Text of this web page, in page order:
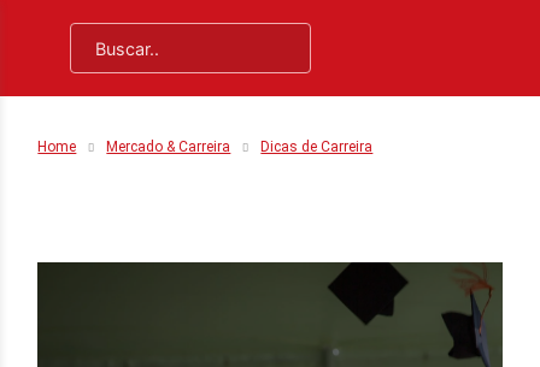
Home Mercado & Carreira Dicas de Carreira